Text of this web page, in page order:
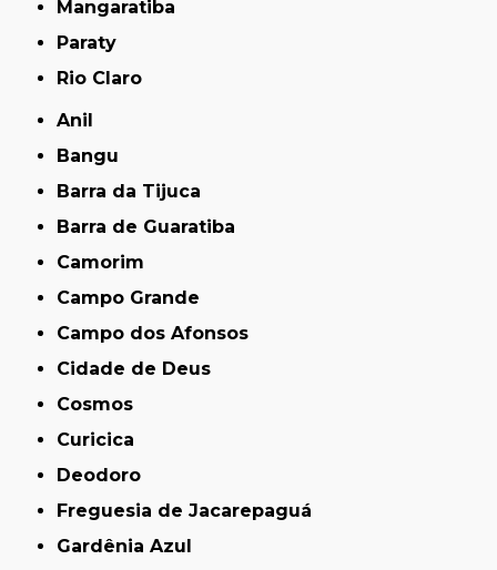
Mangaratiba
Paraty
Rio Claro
Anil
Bangu
Barra da Tijuca
Barra de Guaratiba
Camorim
Campo Grande
Campo dos Afonsos
Cidade de Deus
Cosmos
Curicica
Deodoro
Freguesia de Jacarepaguá
Gardênia Azul